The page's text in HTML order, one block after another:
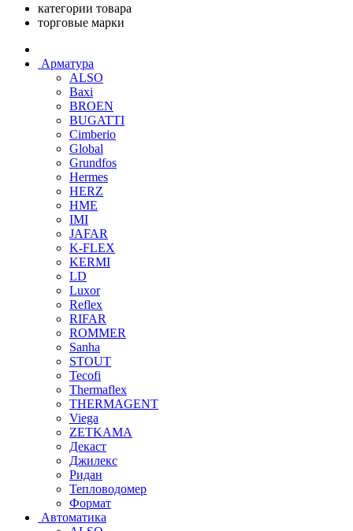
категории товара
торговые марки
Арматура
ALSO
Baxi
BROEN
BUGATTI
Cimberio
Global
Grundfos
Hermes
HERZ
HME
IMI
JAFAR
K-FLEX
KERMI
LD
Luxor
Reflex
RIFAR
ROMMER
Sanha
STOUT
Tecofi
Thermaflex
THERMAGENT
Viega
ZETKAMA
Декаст
Джилекс
Ридан
Тепловодомер
Формат
Автоматика